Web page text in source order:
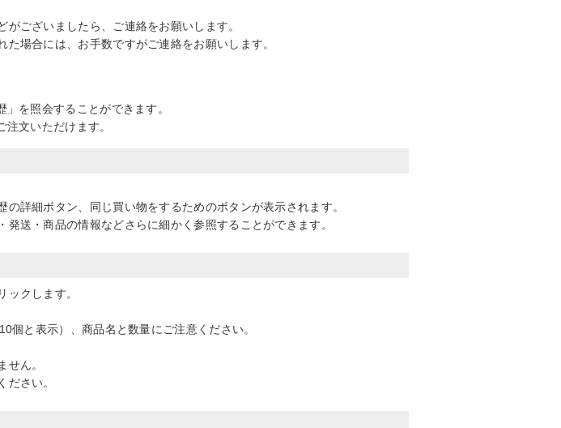
ございましたら、ご連絡をお願いします。
場合には、お手数ですがご連絡をお願いします。
を照会することができます。
文いただけます。
詳細ボタン、同じ買い物をするためのボタンが表示されます。
送・商品の情報などさらに細かく参照することができます。
ックします。
個と表示）、商品名と数量にご注意ください。
せん。
さい。